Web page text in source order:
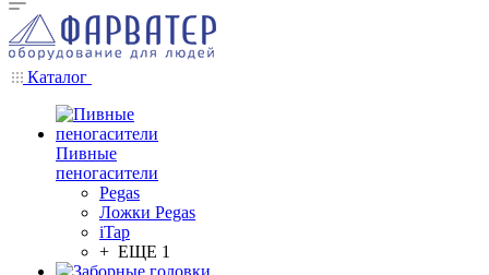
Каталог
Пивные
пеногасители
Pegas
Ложки Pegas
iTap
+ ЕЩЕ 1